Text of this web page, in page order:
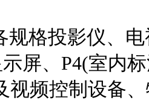
规格投影仪、
屏、P4(室内
视频控制设备